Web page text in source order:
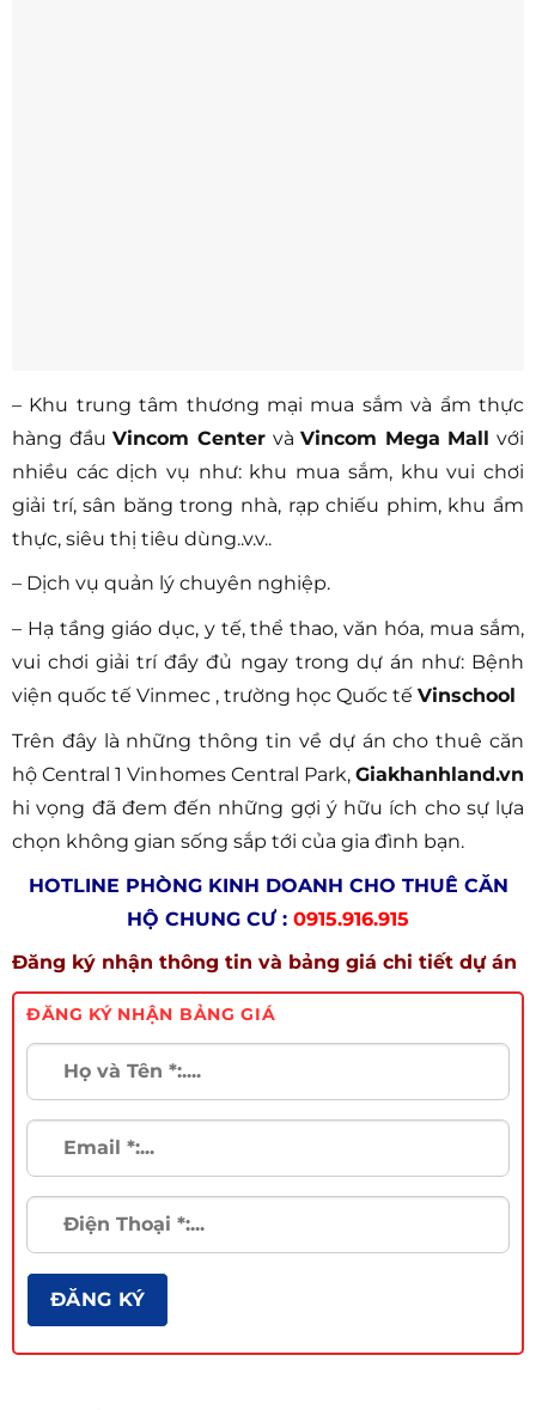
– Khu trung tâm thương mại mua sắm và ẩm thực
hàng đầuVincom CentervàVincom Mega Mall với
nhiều các dịch vụ như: khu mua sắm, khu vui chơi
giải trí, sân băng trong nhà, rạp chiếu phim, khu ẩm
thực, siêu thị tiêu dùng..v.v..
– Dịch vụ quản lý chuyên nghiệp.
– Hạ tầng giáo dục, y tế, thể thao, văn hóa, mua sắm,
vui chơi giải trí đầy đủ ngay trong dự án như: Bệnh
viện quốc tế Vinmec , trường học Quốc tế Vinschool
Trên đây là những thông tin về dự án cho thuê căn
hộ Central 1 Vinhomes Central Park, Giakhanhland.vn
hi vọng đã đem đến những gợi ý hữu ích cho sự lựa
chọn không gian sống sắp tới của gia đình bạn.
HOTLINE PHÒNG KINH DOANH CHO THUÊ CĂN
HỘ CHUNG CƯ : 0915.916.915
Đăng ký nhận thông tin và bảng giá chi tiết dự án
ĐĂNG KÝ NHẬN BẢNG GIÁ